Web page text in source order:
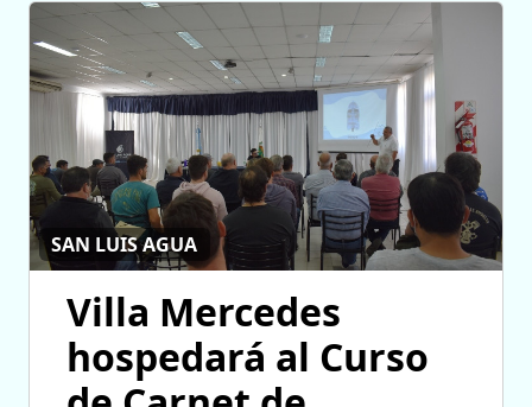
SAN LUIS AGUA
Villa Mercedes
hospedará al Curso